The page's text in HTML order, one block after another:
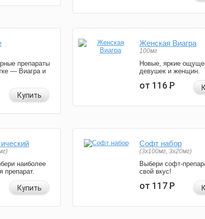
препараты
— Виагра и
Купить
Женская Виагра
100мг
Новые, яркие
девушек и женщин.
от 116Р
наиболее
препарат.
Купить
Софт набор
(3x100мг, 3x20мг)
Выбери софт-
свой вкус!
от 117Р